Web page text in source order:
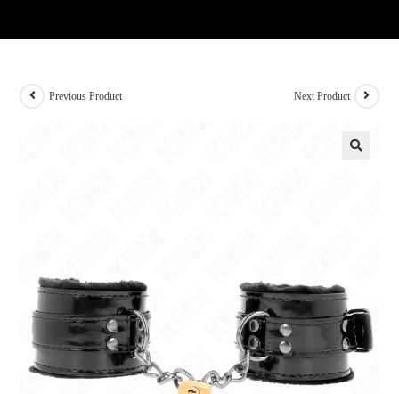
Previous Product Next Product